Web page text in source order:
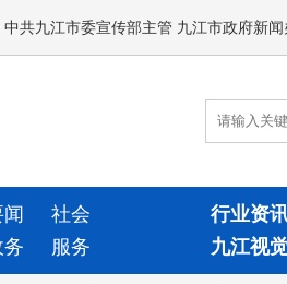
中共九江市委宣传部主管 九江市政府新
社会 行业资
服务 九江视